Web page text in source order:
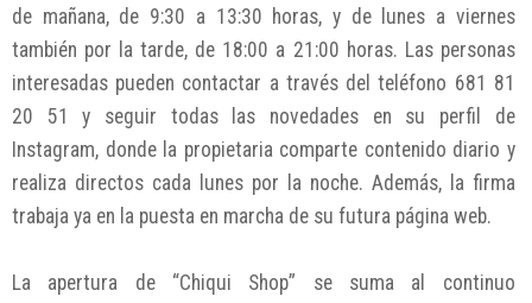
de mañana, de 9:30 a 13:30 horas, y de lunes a viernes
también por la tarde, de 18:00 a 21:00 horas. Las personas
interesadas pueden contactar a través del teléfono 681 81
20 51 y seguir todas las novedades en su perfil de
Instagram, donde la propietaria comparte contenido diario y
realiza directos cada lunes por la noche. Además, la firma
trabaja ya en la puesta en marcha de su futura página web.
La apertura de “Chiqui Shop” se suma al continuo